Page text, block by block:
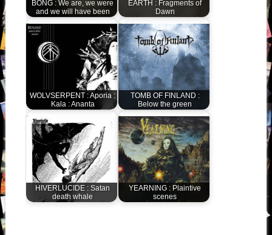
BONG : We are, we were
and we will have been
EARTH : Fragments of
Dawn
WOLVSERPENT : Aporia :
Kala : Ananta
TOMB OF FINLAND :
Below the green
HIVERLUCIDE : Satan
death whale
YEARNING : Plaintive
scenes